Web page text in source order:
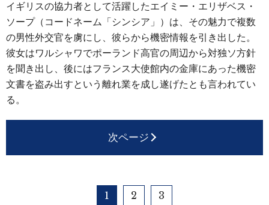
イギリスの協力者として活躍したエイミー・エリザベス・
ソープ（コードネーム「シンシア」）は、その魅力で複数
の男性外交官を虜にし、彼らから機密情報を引き出した。
彼女はワルシャワでポーランド高官の周辺から対独ソ方針
を聞き出し、後にはフランス大使館内の金庫にあった機密
文書を盗み出すという離れ業を成し遂げたとも言われてい
る。
次ページ
1 2 3